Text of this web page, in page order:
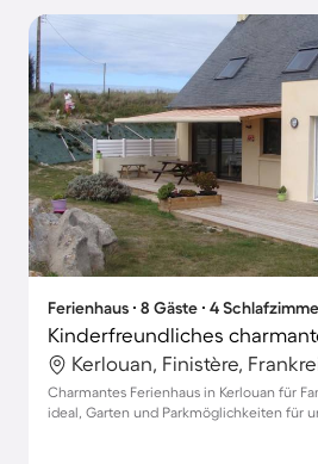
Ferienhaus ∙ 8 Gäste ∙ 4
Kerlouan, Finistère,
Charmantes Ferienhaus in Kerlouan für
ideal, Garten und Parkmöglichkeiten für